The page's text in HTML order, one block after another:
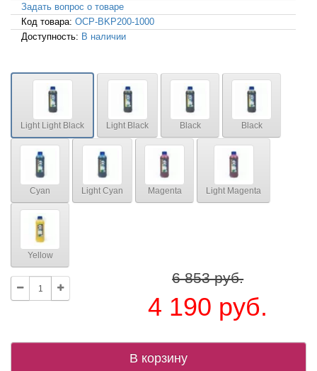
Задать вопрос о товаре
Код товара: OCP-BKP200-1000
Доступность: В наличии
Light Light Black Light Black Black Black
Cyan Light Cyan Magenta Light Magenta
Yellow
6 853 руб.
4 190 руб.
В корзину